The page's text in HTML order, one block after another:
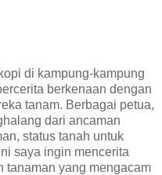
di kampung-kampung
berkenaan dengan
tanam. Berbagai petua,
dari ancaman
status tanah untuk
saya ingin mencerita
tanaman yang mengacam